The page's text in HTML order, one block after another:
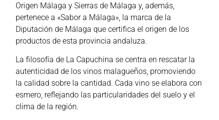
Origen Málaga y Sierras de Málaga y, además,
pertenece a «Sabor a Málaga», la marca de la
Diputación de Málaga que certifica el origen de los
productos de esta provincia andaluza.
La filosofía de La Capuchina se centra en rescatar la
autenticidad de los vinos malagueños, promoviendo
la calidad sobre la cantidad. Cada vino se elabora con
esmero, reflejando las particularidades del suelo y el
clima de la región.